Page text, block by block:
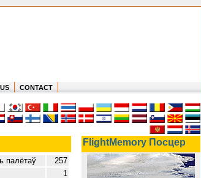
CONTACT
FlightMemory Посцер
палётаў
257
1